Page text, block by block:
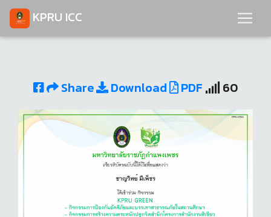
KPRU ICC
Share Download PDF 60